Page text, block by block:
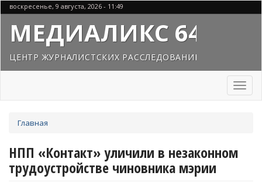
Перейти
к
основному
содержанию
воскресенье, 9 августа, 2026 - 11:49
МЕДИАЛИКС 64
ЦЕНТР ЖУРНАЛИСТСКИХ РАССЛЕДОВАНИЙ
Toggle
здесь
Главная
НПП «Контакт» уличили в незаконном
трудоустройстве чиновника мэрии